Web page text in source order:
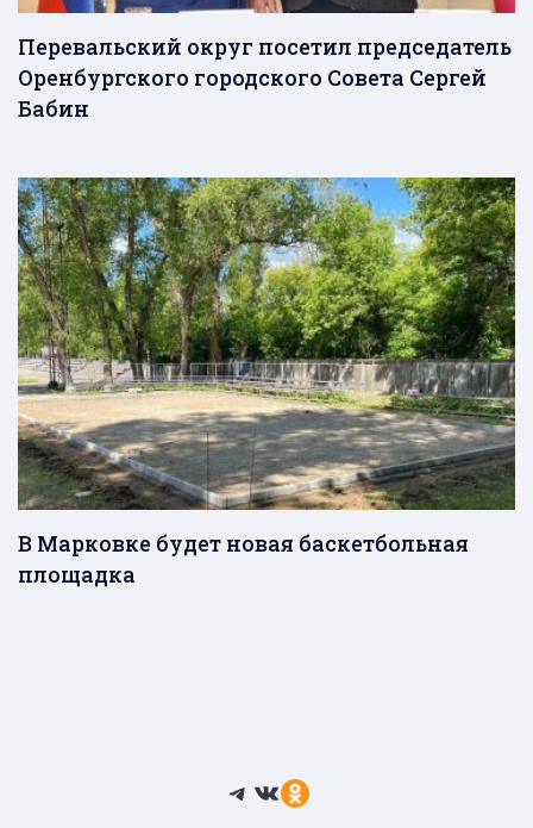
Перевальский округ посетил председатель
Оренбургского городского Совета Сергей
Бабин
В Марковке будет новая баскетбольная
площадка
Telegram
ВКонтакте
Ссылка